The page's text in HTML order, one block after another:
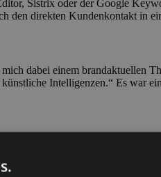
Sistrix oder der Google
den direkten Kundenkontakt in
dabei einem brandaktuellen
Intelligenzen.“ Es war
ist unheimlich angenehm und
Kick-off 2026 und unsere